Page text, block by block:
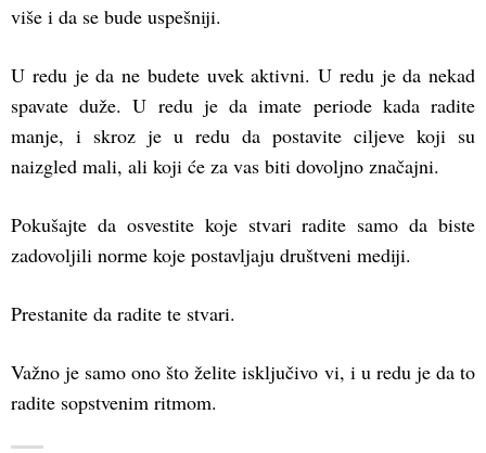
više i da se bude uspešniji.
U redu je da ne budete uvek aktivni. U redu je da nekad
spavate duže. U redu je da imate periode kada radite
manje, i skroz je u redu da postavite ciljeve koji su
naizgled mali, ali koji će za vas biti dovoljno značajni.
Pokušajte da osvestite koje stvari radite samo da biste
zadovoljili norme koje postavljaju društveni mediji.
Prestanite da radite te stvari.
Važno je samo ono što želite isključivo vi, i u redu je da to
radite sopstvenim ritmom.